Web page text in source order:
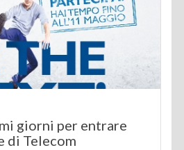
giorni per entrare
di Telecom